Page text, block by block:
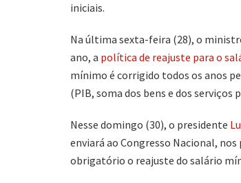
iniciais.
Na última sexta-feira (28), o
ano, a política de reajuste para o
mínimo é corrigido todos os anos
(PIB, soma dos bens e dos serviços
Nesse domingo (30), o presidente
enviará ao Congresso Nacional,
obrigatório o reajuste do salário